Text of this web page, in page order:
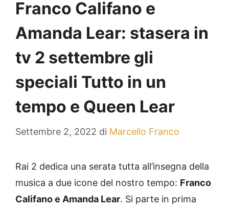
Franco Califano e
Amanda Lear: stasera in
tv 2 settembre gli
speciali Tutto in un
tempo e Queen Lear
Settembre 2, 2022 di Marcello Franco
Rai 2 dedica una serata tutta all’insegna della
musica a due icone del nostro tempo: Franco
Califano e Amanda Lear. Si parte in prima